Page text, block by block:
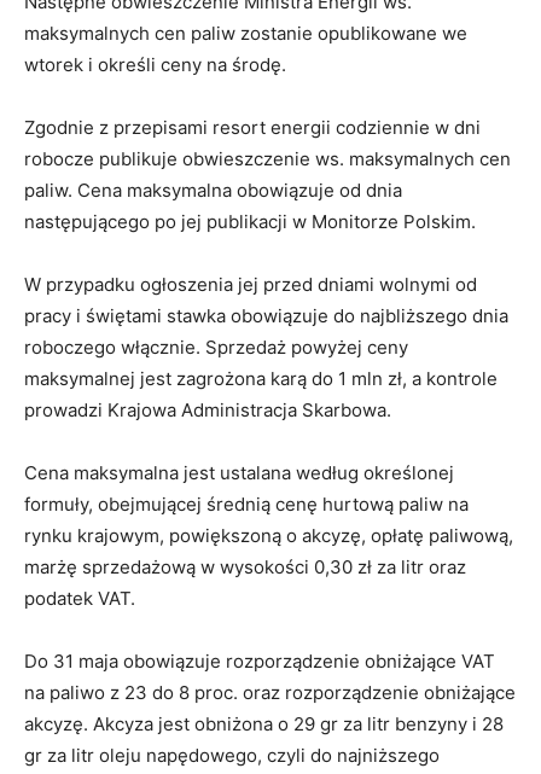
maksymalnych cen paliw zostanie opublikowane we
wtorek i określi ceny na środę.
Zgodnie z przepisami resort energii codziennie w dni
robocze publikuje obwieszczenie ws. maksymalnych cen
paliw. Cena maksymalna obowiązuje od dnia
następującego po jej publikacji w Monitorze Polskim.
W przypadku ogłoszenia jej przed dniami wolnymi od
pracy i świętami stawka obowiązuje do najbliższego dnia
roboczego włącznie. Sprzedaż powyżej ceny
maksymalnej jest zagrożona karą do 1 mln zł, a kontrole
prowadzi Krajowa Administracja Skarbowa.
Cena maksymalna jest ustalana według określonej
formuły, obejmującej średnią cenę hurtową paliw na
rynku krajowym, powiększoną o akcyzę, opłatę paliwową,
marżę sprzedażową w wysokości 0,30 zł za litr oraz
podatek VAT.
Do 31 maja obowiązuje rozporządzenie obniżające VAT
na paliwo z 23 do 8 proc. oraz rozporządzenie obniżające
akcyzę. Akcyza jest obniżona o 29 gr za litr benzyny i 28
gr za litr oleju napędowego, czyli do najniższego